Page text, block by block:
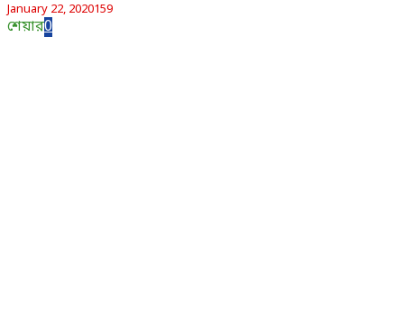
January 22, 2020159
শেয়ার0